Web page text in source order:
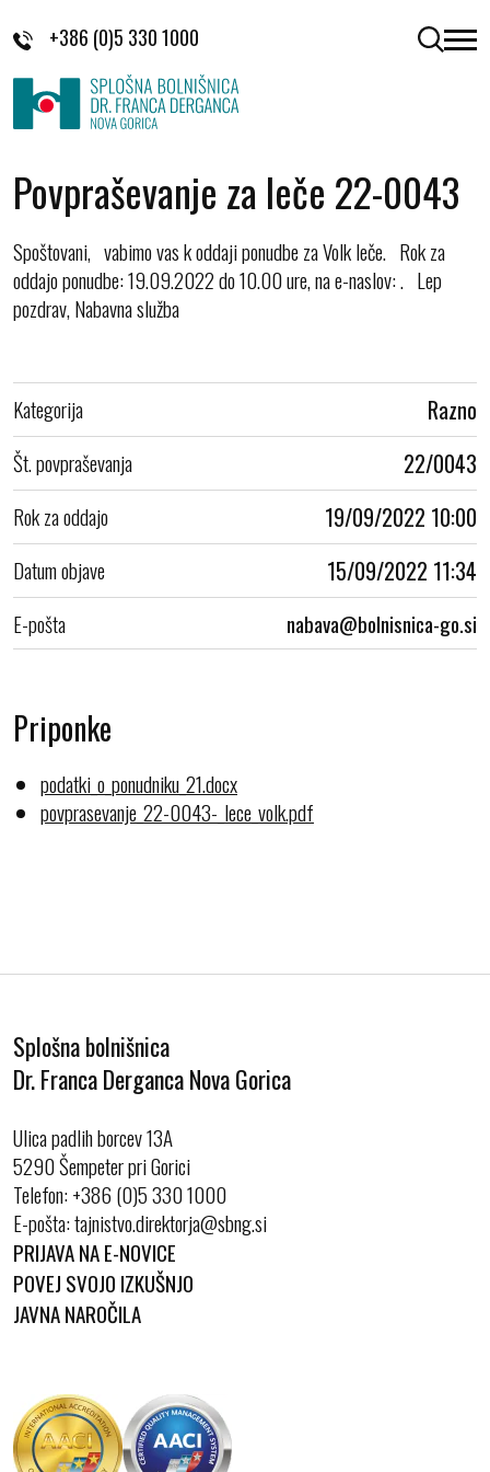
+386 (0)5 330 1000 odpri
Povpraševanje za leče 22-0043
Spoštovani, vabimo vas k oddaji ponudbe za Volk leče. Rok za
oddajo ponudbe: 19.09.2022 do 10.00 ure, na e-naslov: . Lep
pozdrav, Nabavna služba
Kategorija Razno
Št. povpraševanja 22/0043
Rok za oddajo 19/09/2022 10:00
Datum objave 15/09/2022 11:34
E-pošta
Priponke
podatki_o_ponudniku_21.docx
povprasevanje_22-0043-_lece_volk.pdf
Splošna bolnišnica
Dr. Franca Derganca Nova Gorica
Ulica padlih borcev 13A
5290 Šempeter pri Gorici
Telefon:+386 (0)5 330 1000
E-pošta:
PRIJAVA NA E-NOVICE
POVEJ SVOJO IZKUŠNJO
JAVNA NAROČILA